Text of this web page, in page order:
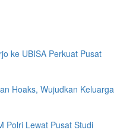
ke UBISA Perkuat Pusat
Hoaks, Wujudkan Keluarga
Polri Lewat Pusat Studi